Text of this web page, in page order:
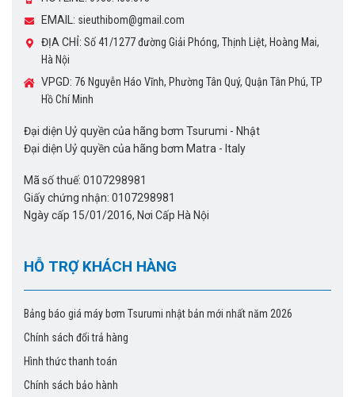
EMAIL: sieuthibom@gmail.com
ĐỊA CHỈ: Số 41/1277 đường Giải Phóng, Thịnh Liệt, Hoàng Mai,
Hà Nội
VPGD: 76 Nguyễn Háo Vĩnh, Phường Tân Quý, Quận Tân Phú, TP
Hồ Chí Minh
Đại diện Uỷ quyền của hãng bơm Tsurumi - Nhật
Đại diện Uỷ quyền của hãng bơm Matra - Italy
Mã số thuế: 0107298981
Giấy chứng nhận: 0107298981
Ngày cấp 15/01/2016, Nơi Cấp Hà Nội
HỖ TRỢ KHÁCH HÀNG
Bảng báo giá máy bơm Tsurumi nhật bản mới nhất năm 2026
Chính sách đổi trả hàng
Hình thức thanh toán
Chính sách bảo hành